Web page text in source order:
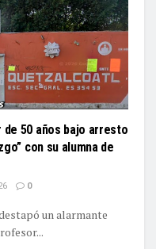
de 50 años bajo arresto
con su alumna de
0
un alarmante